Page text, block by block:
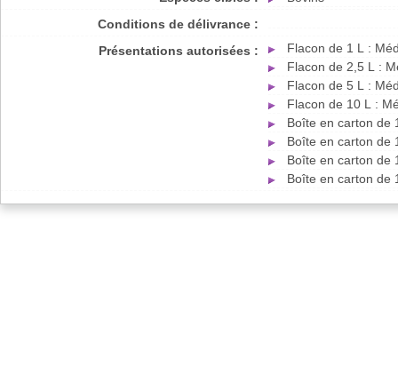
Conditions de délivrance :
Présentations autorisées :
Flacon de 1 L :
Flacon de 2,5 L :
Flacon de 5 L :
Flacon de 10 L :
Boîte en carton de
Boîte en carton de
Boîte en carton de
Boîte en carton de